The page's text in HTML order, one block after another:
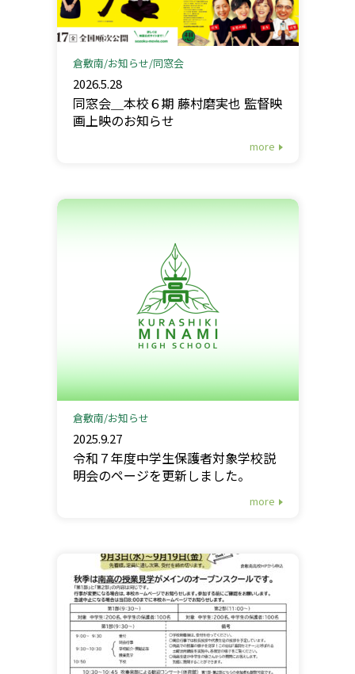
倉敷南 お知らせ 同窓会
2026.5.28
同窓会＿本校６期 藤村磨実也 監督映
画上映のお知らせ
more
倉敷南 お知らせ
2025.9.27
令和７年度中学生保護者対象学校説
明会のページを更新しました。
more